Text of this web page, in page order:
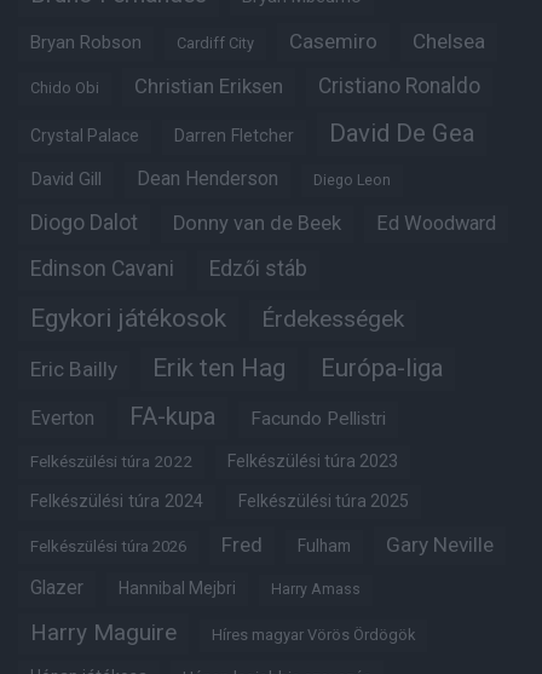
Bryan Robson Cardiff City Casemiro Chelsea
Chido Obi Christian Eriksen Cristiano Ronaldo
Crystal Palace Darren Fletcher David De Gea
David Gill Dean Henderson Diego Leon
Diogo Dalot Donny van de Beek Ed Woodward
Edinson Cavani Edzői stáb
Egykori játékosok Érdekességek
Eric Bailly Erik ten Hag Európa-liga
Everton FA-kupa Facundo Pellistri
Felkészülési túra 2022 Felkészülési túra 2023
Felkészülési túra 2024 Felkészülési túra 2025
Felkészülési túra 2026 Fred Fulham Gary Neville
Glazer Hannibal Mejbri Harry Amass
Harry Maguire Híres magyar Vörös Ördögök